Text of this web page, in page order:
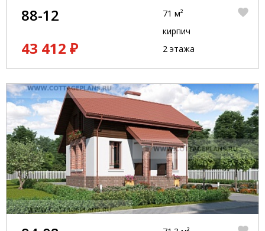
88-12
43 412 ₽
71 м²
кирпич
2 этажа